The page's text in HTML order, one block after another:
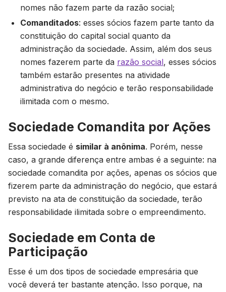
nomes não fazem parte da razão social;
Comanditados: esses sócios fazem parte tanto da
constituição do capital social quanto da
administração da sociedade. Assim, além dos seus
nomes fazerem parte da razão social, esses sócios
também estarão presentes na atividade
administrativa do negócio e terão responsabilidade
ilimitada com o mesmo.
Sociedade Comandita por Ações
Essa sociedade é similar à anônima. Porém, nesse
caso, a grande diferença entre ambas é a seguinte: na
sociedade comandita por ações, apenas os sócios que
fizerem parte da administração do negócio, que estará
previsto na ata de constituição da sociedade, terão
responsabilidade ilimitada sobre o empreendimento.
Sociedade em Conta de
Participação
Esse é um dos tipos de sociedade empresária que
você deverá ter bastante atenção. Isso porque, na